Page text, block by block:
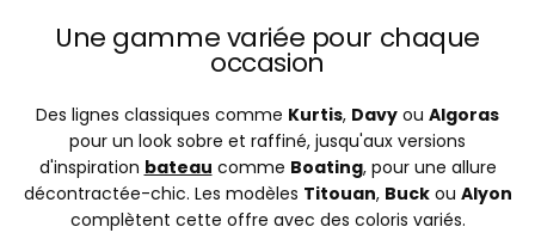
Une gamme variée pour chaque
occasion
Des lignes classiques comme Kurtis, Davy ou Algoras
pour un look sobre et raffiné, jusqu'aux versions
d'inspiration bateau comme Boating, pour une allure
décontractée-chic. Les modèles Titouan, Buckou Alyon
complètent cette offre avec des coloris variés.